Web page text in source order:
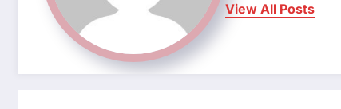
View All Posts